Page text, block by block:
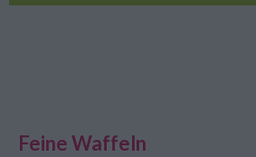
Feine Waffeln